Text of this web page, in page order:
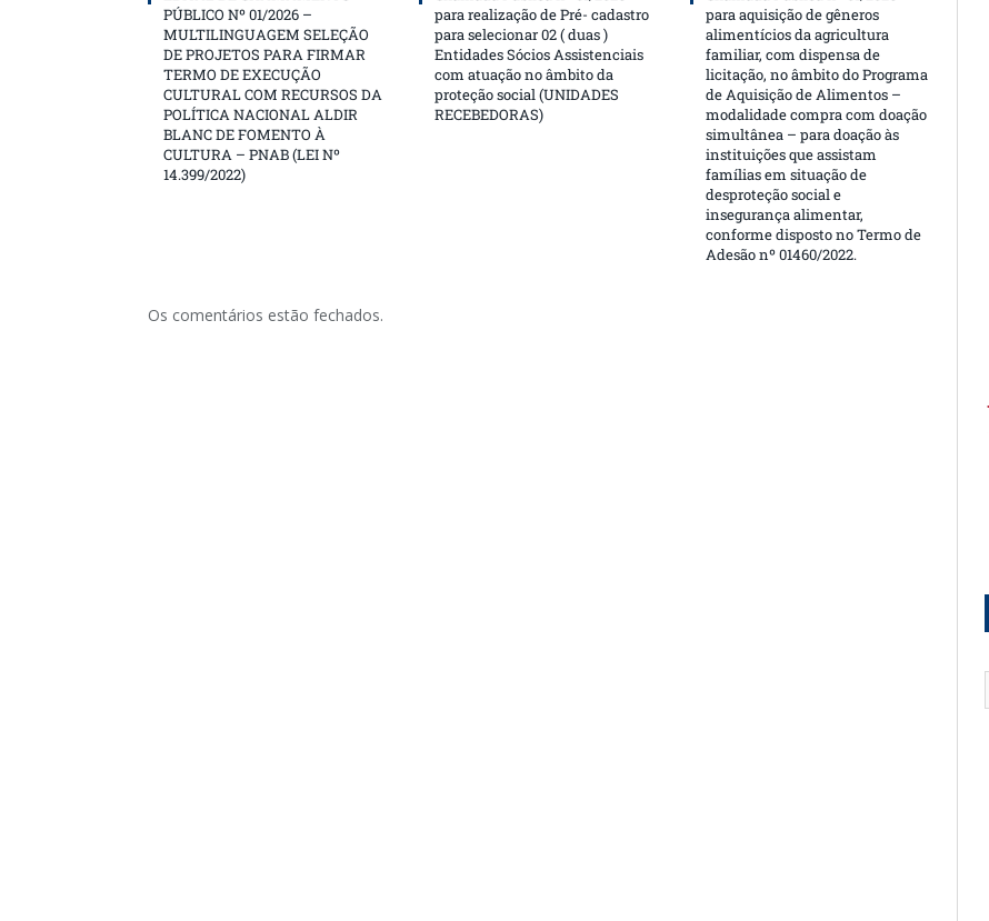
PÚBLICO Nº 01/2026 –
MULTILINGUAGEM SELEÇÃO
DE PROJETOS PARA FIRMAR
TERMO DE EXECUÇÃO
CULTURAL COM RECURSOS DA
POLÍTICA NACIONAL ALDIR
BLANC DE FOMENTO À
CULTURA – PNAB (LEI Nº
14.399/2022)
para realização de Pré- cadastro
para selecionar 02 ( duas )
Entidades Sócios Assistenciais
com atuação no âmbito da
proteção social (UNIDADES
RECEBEDORAS)
para aquisição de gêneros
alimentícios da agricultura
familiar, com dispensa de
licitação, no âmbito do Programa
de Aquisição de Alimentos –
modalidade compra com doação
simultânea – para doação às
instituições que assistam
famílias em situação de
desproteção social e
insegurança alimentar,
conforme disposto no Termo de
Adesão nº 01460/2022.
Os comentários estão fechados.